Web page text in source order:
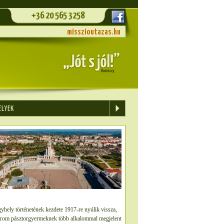
+36 20 565 3258
misszioutazas.hu
történetének kezdete 1917-re nyúlik vissza,
pásztorgyermeknek több alkalommal megjelent